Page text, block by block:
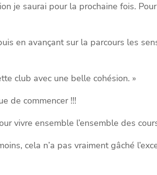
je saurai pour la prochaine fois.
en avançant sur la parcours les
club avec une belle cohésion. »
de commencer !!!
vivre ensemble l’ensemble des
cela n’a pas vraiment gâché